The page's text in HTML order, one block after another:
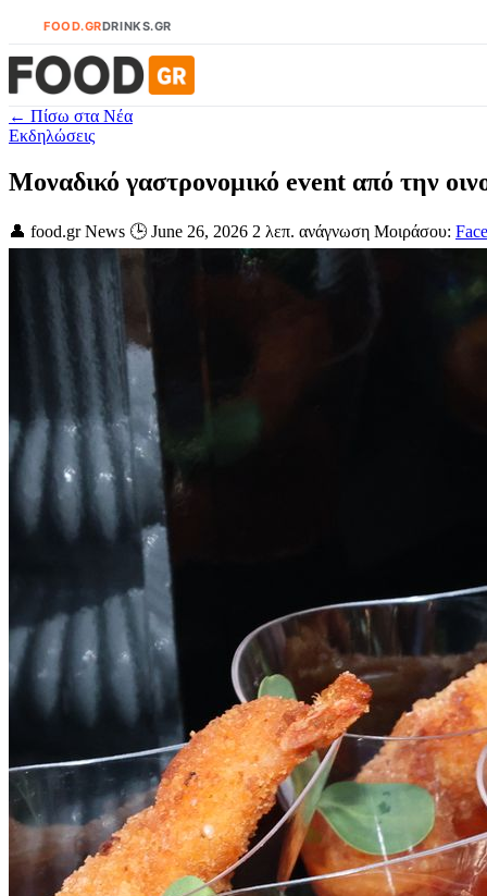
FOOD.GRDRINKS.GR
← Πίσω στα Νέα
Εκδηλώσεις
Μοναδικό γαστρονομικό event από την
👤 food.gr News 🕒 June 26, 2026 2 λεπ. ανάγνωση Μοιράσου: